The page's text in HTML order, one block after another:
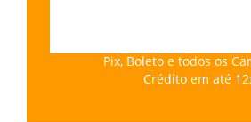
Pix, Boleto e todos os
Crédito em até